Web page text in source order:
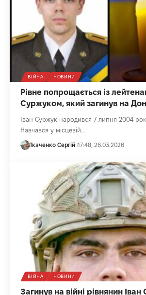
ВІЙНА НОВИНИ
Рівне попрощається із
Суржуком, який загинув на
Іван Суржук народився 7 липня 2004
Навчався у місцевій…
Ткаченко Сергій 17:48, 26.03.2026
ВІЙНА НОВИНИ
Загинув на війні рівнянин